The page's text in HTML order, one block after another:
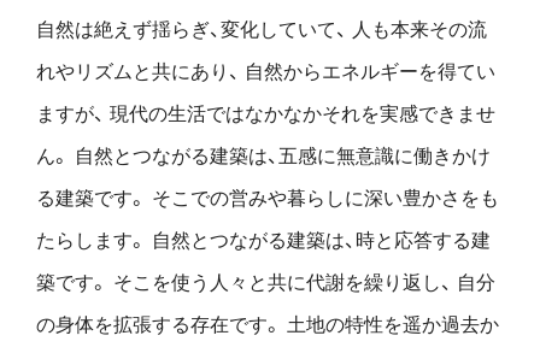
自然は絶えず揺らぎ、変化していて、
人も本来その流
れやリズムと共にあり、 自然からエネルギーを得てい
ますが、 現代の生活ではなかなかそれを実感できませ
ん。
自然とつながる建築は、五感に無意識に働きかけ
る建築です。 そこでの営みや暮らしに深い豊かさをも
たらします。
自然とつながる建築は、時と応答する建
築です。 そこを使う人々と共に代謝を繰り返し、 自分
の身体を拡張する存在です。 土地の特性を遥か過去か